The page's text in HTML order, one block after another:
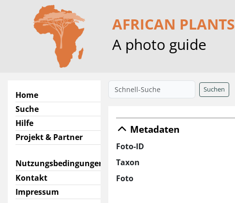
AFRICAN PLANTS
A photo guide
Home
Suche
Hilfe
Projekt & Partner
Nutzungsbedingungen
Kontakt
Impressum
Suchen
Metadaten
Foto-ID
Taxon
Foto